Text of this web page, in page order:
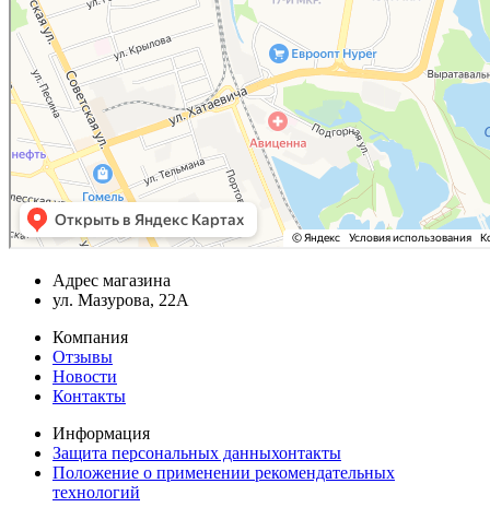
Адрес магазина
ул. Мазурова, 22А
Компания
Отзывы
Новости
Контакты
Информация
Защита персональных данныхонтакты
Положение о применении рекомендательных
технологий